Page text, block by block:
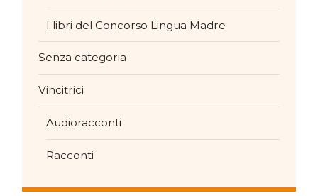
I libri del Concorso Lingua Madre
Senza categoria
Vincitrici
Audioracconti
Racconti